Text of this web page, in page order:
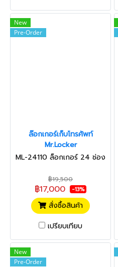
New
Pre-Order
ล๊อกเกอร์เก็บโทรศัพท์
Mr.Locker
ML-24110 ล็อกเกอร์ 24 ช่อง
฿19,500
฿17,000 -13%
สั่งซื้อสินค้า
เปรียบเทียบ
New
Pre-Order